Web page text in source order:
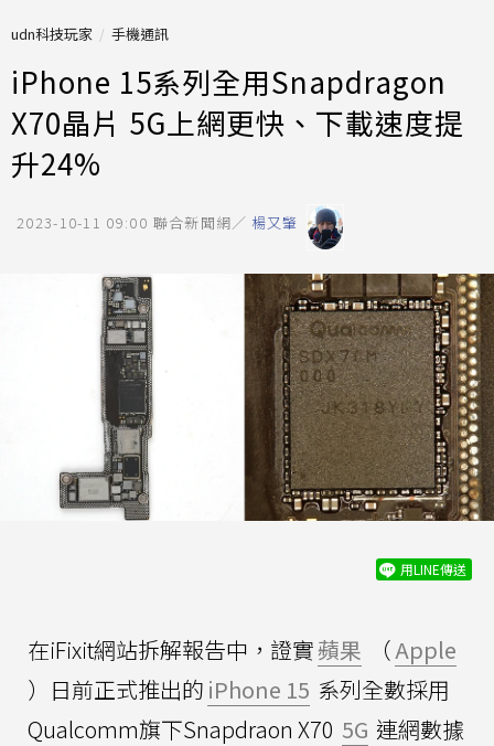
udn科技玩家 手機通訊
iPhone 15系列全用Snapdragon
X70晶片 5G上網更快、下載速度提
升24%
2023-10-11 09:00 聯合新聞網／ 楊又肇
用LINE傳送
在iFixit網站拆解報告中，證實蘋果 （Apple
）日前正式推出的 iPhone 15 系列全數採用
Qualcomm旗下Snapdraon X70 5G 連網數據